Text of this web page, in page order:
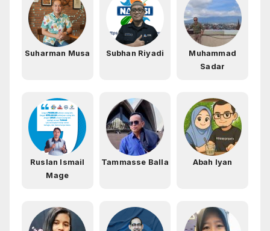
Suharman Musa Subhan Riyadi
Muhammad
Sadar
Ruslan Ismail
Mage
Tammasse Balla Abah Iyan